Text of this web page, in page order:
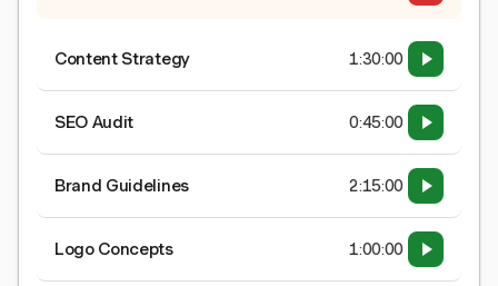
Content Strategy 1:30:00
SEO Audit 0:45:00
Brand Guidelines 2:15:00
Logo Concepts 1:00:00